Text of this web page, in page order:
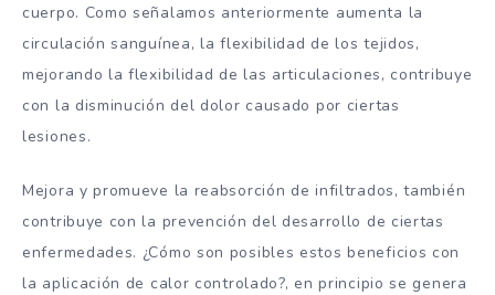
cuerpo. Como señalamos anteriormente aumenta la
circulación sanguínea, la flexibilidad de los tejidos,
mejorando la flexibilidad de las articulaciones, contribuye
con la disminución del dolor causado por ciertas
lesiones.
Mejora y promueve la reabsorción de infiltrados, también
contribuye con la prevención del desarrollo de ciertas
enfermedades. ¿Cómo son posibles estos beneficios con
la aplicación de calor controlado?, en principio se genera